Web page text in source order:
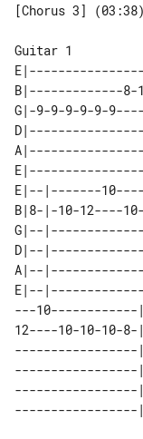
[Chorus 3] (03:38)
B|-------------8-
G|-9-9-9-9-9-
E|--|-------
B|8-|-10-12----
G|--
D|--
A|--
E|--
---10------------|
12----10-10-10-8-|
-----------------|
-----------------|
-----------------|